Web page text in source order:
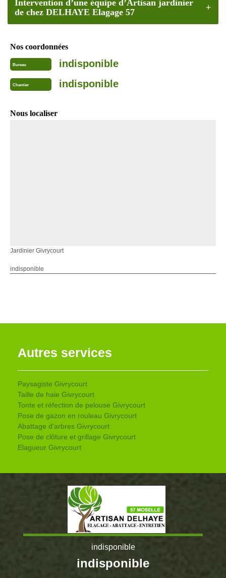
Intervention d’une équipe d’Artisan jardinier
de chez DELHAYE Elagage 57
Nos coordonnées
Bureau indisponible
Chantier indisponible
Nous localiser
Jardinier Givrycourt
indisponible
Autres services
Paysagiste Givrycourt
Taille de haie Givrycourt
Tonte et réfection de pelouse Givrycourt
Pose de gazon en rouleau Givrycourt
Abattage d'arbres Givrycourt
Pose de clôture et grillage Givrycourt
Elagueur Givrycourt
indisponible
indisponible